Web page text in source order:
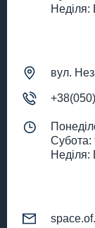
Неділя:
вул.
Субота:
Неділя: